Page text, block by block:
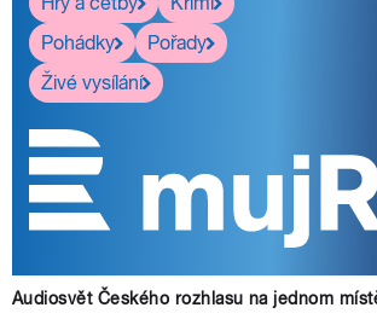
Pohádky
Pořady
Živé vysílání
Audiosvět Českého rozhlasu na jednom